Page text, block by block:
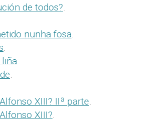
de todos?.
nunha fosa.
.
liña.
.
XIII? IIª parte.
XIII?.